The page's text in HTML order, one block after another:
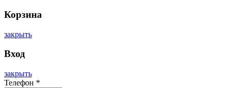
Корзина
закрыть
Вход
закрыть
Телефон *